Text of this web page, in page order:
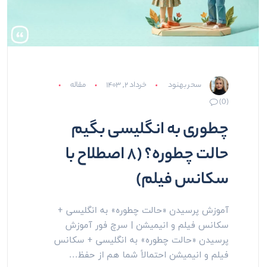
سحر بهنود خرداد ۲, ۱۴۰۳
مقاله
چطوری به انگلیسی بگیم
حالت چطوره؟ (۸ اصطلاح با
سکانس فیلم)
آموزش پرسیدن «حالت چطوره» به انگلیسی +
سکانس فیلم و انیمیشن | سرچ فور آموزش
پرسیدن «حالت چطوره» به انگلیسی + سکانس
فیلم و انیمیشن احتمالاً شما هم از حفظ…